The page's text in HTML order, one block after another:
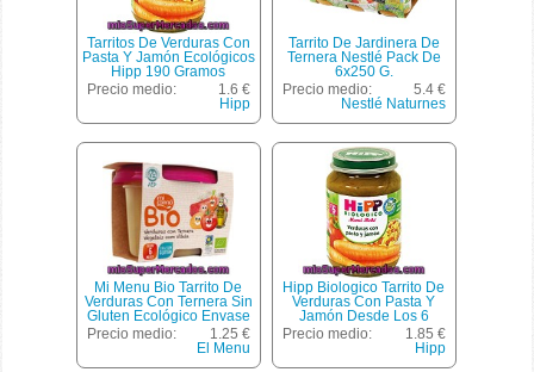
Tarritos De Verduras Con
Pasta Y Jamón Ecológicos
Hipp 190 Gramos
Precio medio:
1.6 €
Hipp
Tarrito De Jardinera De
Ternera Nestlé Pack De
6x250 G.
Precio medio:
5.4 €
Nestlé Naturnes
Mi Menu Bio Tarrito De
Verduras Con Ternera Sin
Gluten Ecológico Envase
200 G
Precio medio:
1.25 €
El Menu
Hipp Biologico Tarrito De
Verduras Con Pasta Y
Jamón Desde Los 6
Meses Envase 190 G
Precio medio:
1.85 €
Hipp